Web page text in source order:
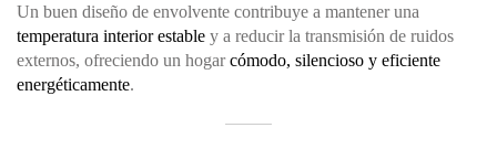
Un buen diseño de envolvente contribuye a mantener una
temperatura interior estable y a reducir la transmisión de ruidos
externos, ofreciendo un hogarcómodo, silencioso y eficiente
energéticamente.